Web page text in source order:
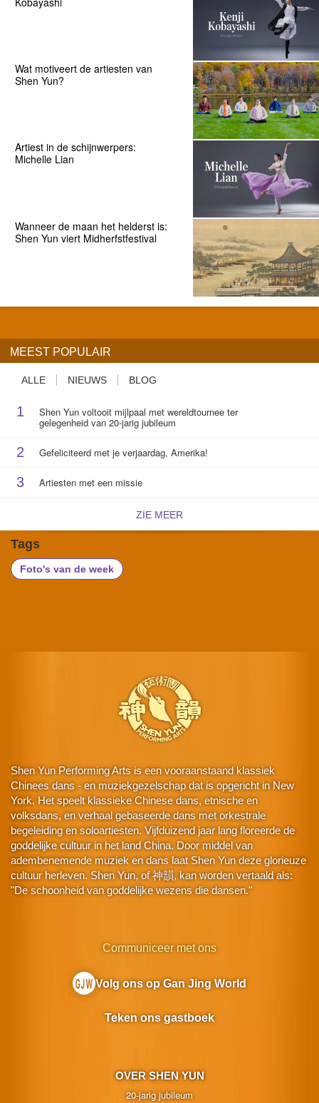
Wat motiveert de artiesten van
Shen Yun?
Artiest in de schijnwerpers:
Michelle Lian
Wanneer de maan het helderst is:
Shen Yun viert Midherfstfestival
MEEST POPULAIR
ALLE NIEUWS BLOG
1 Shen Yun voltooit mijlpaal met wereldtournee ter
gelegenheid van 20-jarig jubileum
2 Gefeliciteerd met je verjaardag, Amerika!
3 Artiesten met een missie
ZIE MEER
Tags
Foto's van de week
Shen Yun Performing Arts is een vooraanstaand klassiek
Chinees dans - en muziekgezelschap dat is opgericht in New
York. Het speelt klassieke Chinese dans, etnische en
volksdans, en verhaal gebaseerde dans met orkestrale
begeleiding en soloartiesten. Vijfduizend jaar lang floreerde de
goddelijke cultuur in het land China. Door middel van
adembenemende muziek en dans laat Shen Yun deze glorieuze
cultuur herleven. Shen Yun, of 神韻, kan worden vertaald als:
"De schoonheid van goddelijke wezens die dansen."
OVER SHEN YUN
20-jarig jubileum
Communiceer met ons
Volg ons op Gan Jing World
Teken ons gastboek